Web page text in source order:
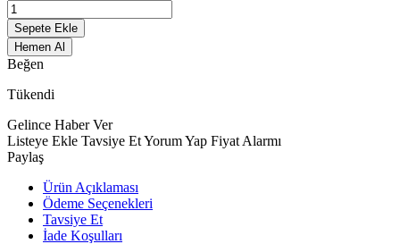
Sepete Ekle
Hemen Al
Beğen
Tükendi
Gelince Haber Ver
Listeye Ekle Tavsiye EtYorum Yap Fiyat Alarmı
Paylaş
Ürün Açıklaması
Ödeme Seçenekleri
Tavsiye Et
İade Koşulları